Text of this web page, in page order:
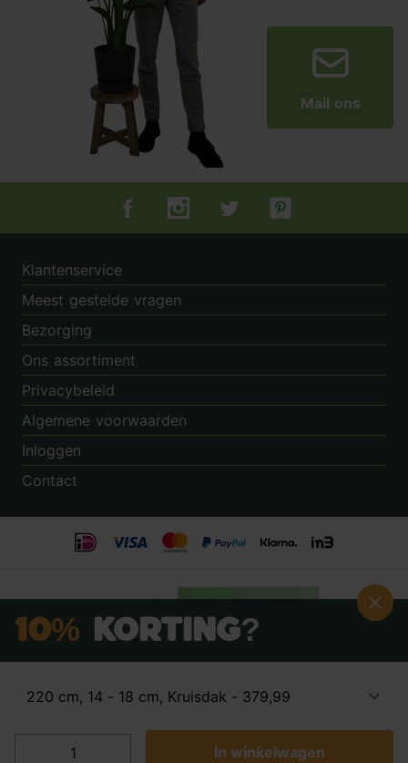
In winkelwagen
Mail ons
Tuincentrum.nl op Facebook
Tuincentrum.nl op Instagram
Tuincentrum.nl op Twitter
Tuincentrum.nl op
Klantenservice
Meest gestelde vragen
Bezorging
Ons assortiment
Privacybeleid
Algemene voorwaarden
Inloggen
Contact
© 2014 - 2026 - Tuincentrum.nl B.V.
10% Korting?
Ja, ik wil 10% korting